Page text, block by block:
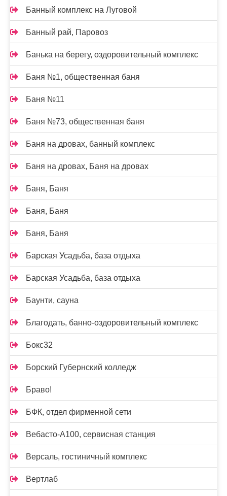
Банный комплекс на Луговой
Банный рай, Паровоз
Банька на берегу, оздоровительный комплекс
Баня №1, общественная баня
Баня №11
Баня №73, общественная баня
Баня на дровах, банный комплекс
Баня на дровах, Баня на дровах
Баня, Баня
Баня, Баня
Баня, Баня
Барская Усадьба, база отдыха
Барская Усадьба, база отдыха
Баунти, сауна
Благодать, банно-оздоровительный комплекс
Бокс32
Борский Губернский колледж
Браво!
БФК, отдел фирменной сети
Вебасто-А100, сервисная станция
Версаль, гостиничный комплекс
Вертлаб